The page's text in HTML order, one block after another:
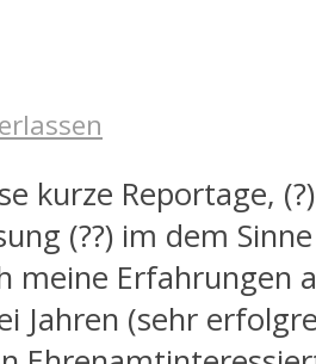
kurze Reportage, (?)
(??) im dem
meine Erfahrungen
Jahren (sehr